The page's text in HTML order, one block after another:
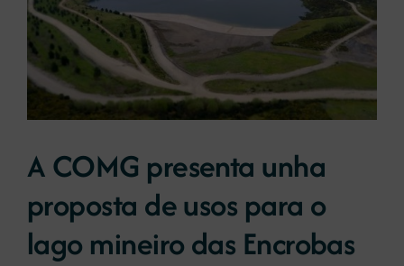
A COMG presenta unha
proposta de usos para o
lago mineiro das Encrobas